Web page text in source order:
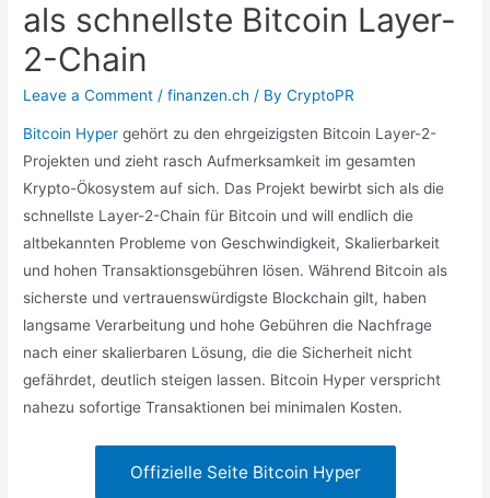
als schnellste Bitcoin Layer-
2-Chain
Leave a Comment /finanzen.ch / ByCryptoPR
Bitcoin Hyper gehört zu den ehrgeizigsten Bitcoin Layer-2-
Projekten und zieht rasch Aufmerksamkeit im gesamten
Krypto-Ökosystem auf sich. Das Projekt bewirbt sich als die
schnellste Layer-2-Chain für Bitcoin und will endlich die
altbekannten Probleme von Geschwindigkeit, Skalierbarkeit
und hohen Transaktionsgebühren lösen. Während Bitcoin als
sicherste und vertrauenswürdigste Blockchain gilt, haben
langsame Verarbeitung und hohe Gebühren die Nachfrage
nach einer skalierbaren Lösung, die die Sicherheit nicht
gefährdet, deutlich steigen lassen. Bitcoin Hyper verspricht
nahezu sofortige Transaktionen bei minimalen Kosten.
Offizielle Seite Bitcoin Hyper